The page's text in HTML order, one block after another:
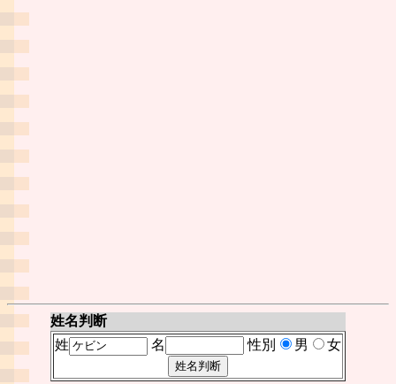
姓名判断
姓
名 性別 男 女